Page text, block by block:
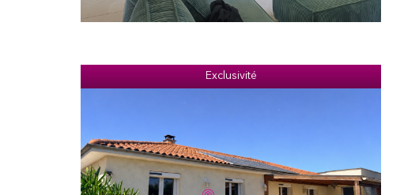
Exclusivité